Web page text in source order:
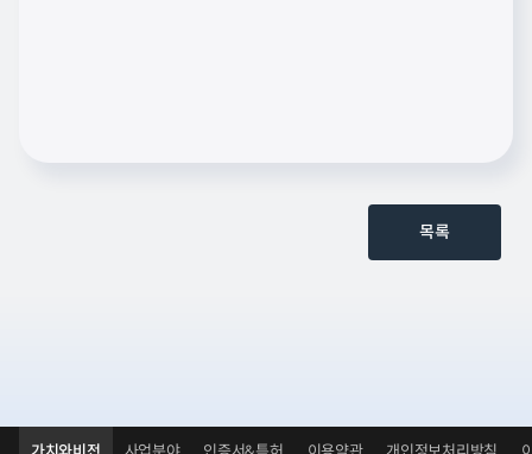
목록